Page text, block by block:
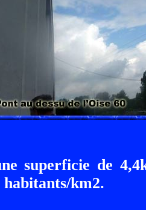
superficie de
habitants/km2.